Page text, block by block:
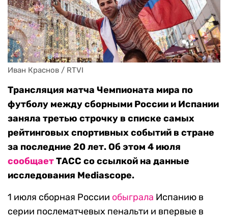
Иван Краснов / RTVI
Трансляция матча Чемпионата мира по
футболу между сборными России и Испании
заняла третью строчку в списке самых
рейтинговых спортивных событий в стране
за последние 20 лет. Об этом 4 июля
сообщаетТАСС со ссылкой на данные
исследования Mediascope.
1 июля сборная России обыграла Испанию в
серии послематчевых пенальти и впервые в